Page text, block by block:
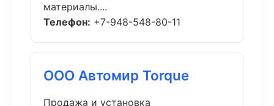
материалы....
Телефон: +7-948-548-80-11
ООО Автомир Torque
Продажа и установка